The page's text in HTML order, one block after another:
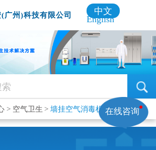
广州)科技有限公司
中文
English
空气卫生 墙挂空气消毒机 在线咨询